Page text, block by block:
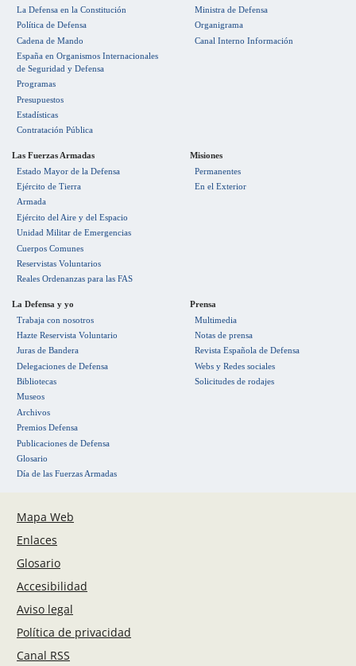
La Defensa en la Constitución
Política de Defensa
Cadena de Mando
España en Organismos Internacionales
de Seguridad y Defensa
Programas
Presupuestos
Estadísticas
Contratación Pública
Ministra de Defensa
Organigrama
Canal Interno Información
Las Fuerzas Armadas
Estado Mayor de la Defensa
Ejército de Tierra
Armada
Ejército del Aire y del Espacio
Unidad Militar de Emergencias
Cuerpos Comunes
Reservistas Voluntarios
Reales Ordenanzas para las FAS
Misiones
Permanentes
En el Exterior
La Defensa y yo
Trabaja con nosotros
Hazte Reservista Voluntario
Juras de Bandera
Delegaciones de Defensa
Bibliotecas
Museos
Archivos
Premios Defensa
Publicaciones de Defensa
Glosario
Día de las Fuerzas Armadas
Prensa
Multimedia
Notas de prensa
Revista Española de Defensa
Webs y Redes sociales
Solicitudes de rodajes
Mapa Web
Enlaces
Glosario
Accesibilidad
Aviso legal
Política de privacidad
Canal RSS